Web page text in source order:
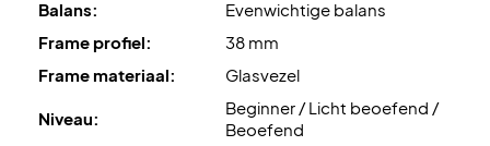
Balans:
Evenwichtige balans
Frame profiel:
38 mm
Frame materiaal:
Glasvezel
Niveau:
Beginner / Licht beoefend /
Beoefend